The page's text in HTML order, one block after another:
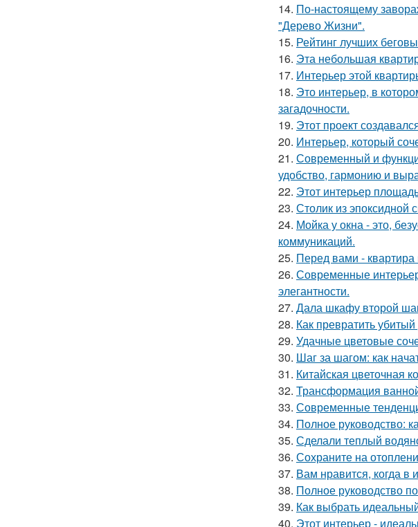
14. По-настоящему
"Дерево Жизни".
15. Рейтинг лучших
16. Эта небольшая
17. Интерьер этой
18. Это интерьер, в
загадочности.
19. Этот проект
20. Интерьер, который
21. Современный и
удобство, гармонию и
22. Этот интерьер
23. Столик из эпоксидной
24. Мойка у окна - это,
коммуникаций.
25. Перед вами -
26. Современные
элегантности.
27. Дала шкафу второй
28. Как превратить
29. Удачные цветовые
30. Шаг за шагом: как
31. Китайская цветочная
32. Трансформация
33. Современные
34. Полное руководство:
35. Сделали теплый
36. Сохраните на
37. Вам нравится, когда в
38. Полное руководство
39. Как выбрать
40. Этот интерьер -